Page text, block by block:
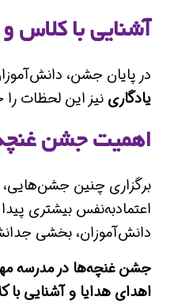
آشنایی با کلاس
در پایان جشن،
یادگاری نیز این لحظات
اهمیت جشن
برگزاری چنین
اعتمادبه‌نفس بیشتری
دانش‌آموزان، بخشی
جشن غنچه‌ها در مدرسه
اهدای هدایا و آشنایی با